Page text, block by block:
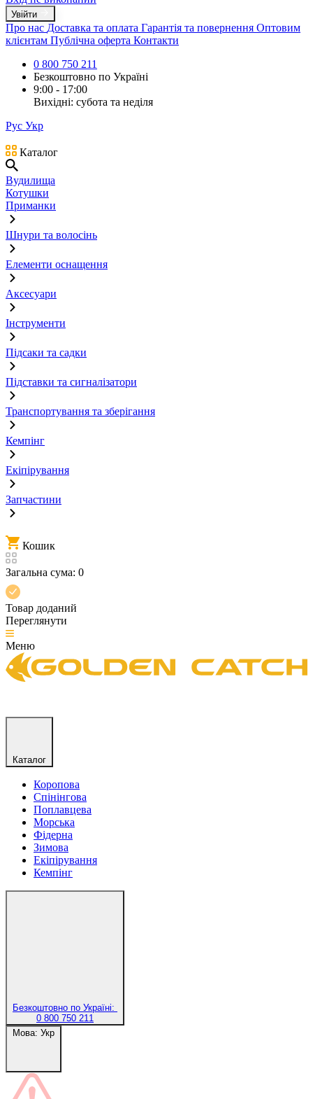
Увійти
Про нас Доставка та оплата Гарантія та повернення Оптовим
клієнтам Публічна оферта Контакти
0 800 750 211
Безкоштовно по Україні
9:00 - 17:00
Вихідні: субота та неділя
Рус Укр
Каталог
Вудилища
Котушки
Приманки
Шнури та волосінь
Елементи оснащення
Аксесуари
Інструменти
Підсаки та садки
Підставки та сигналізатори
Транспортування та зберігання
Кемпінг
Екіпірування
Запчастини
Кошик
Загальна сума: 0
Товар доданий
Переглянути
Меню
Каталог
Коропова
Спінінгова
Поплавцева
Морська
Фідерна
Зимова
Екіпірування
Кемпінг
Безкоштовно по Україні:
0 800 750 211
Мова: Укр